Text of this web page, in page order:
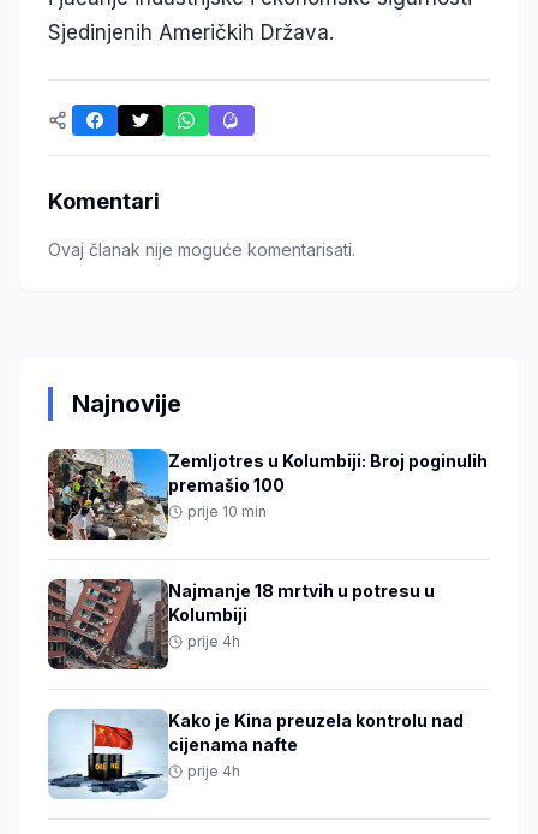
Sjedinjenih Američkih Država.
Komentari
Ovaj članak nije moguće komentarisati.
Najnovije
Zemljotres u Kolumbiji: Broj poginulih
premašio 100
prije 10 min
Najmanje 18 mrtvih u potresu u
Kolumbiji
prije 4h
Kako je Kina preuzela kontrolu nad
cijenama nafte
prije 4h